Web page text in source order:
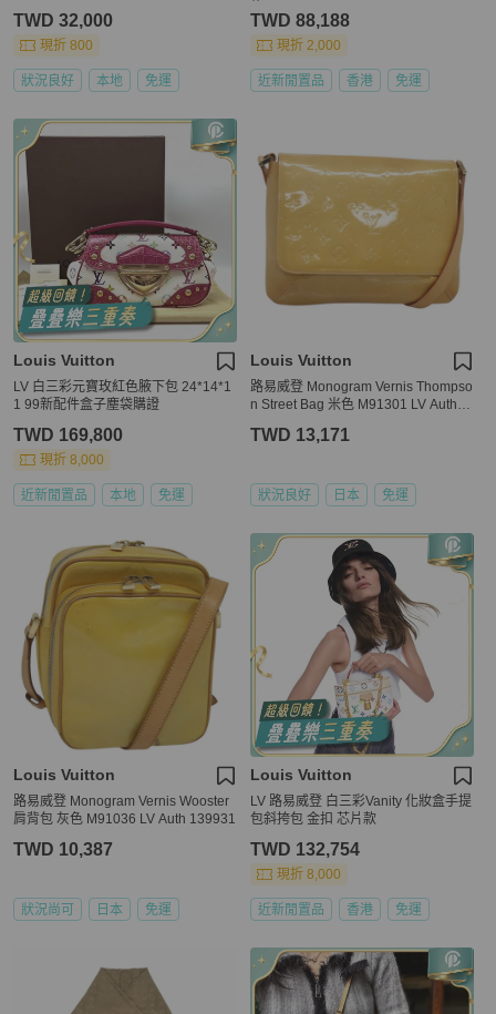
TWD 32,000
現折 800
狀況良好 本地 免運
TWD 88,188
現折 2,000
近新閒置品 香港 免運
Louis Vuitton
LV 白三彩元寶玫紅色腋下包 24*14*1
1 99新配件盒子塵袋購證
TWD 169,800
現折 8,000
近新閒置品 本地 免運
Louis Vuitton
路易威登 Monogram Vernis Thompso
n Street Bag 米色 M91301 LV Auth e
TWD 13,171
狀況良好 日本 免運
Louis Vuitton
路易威登 Monogram Vernis Wooster
肩背包 灰色 M91036 LV Auth 139931
TWD 10,387
狀況尚可 日本 免運
Louis Vuitton
LV 路易威登 白三彩Vanity 化妝盒手提
包斜挎包 金扣 芯片款
TWD 132,754
現折 8,000
近新閒置品 香港 免運